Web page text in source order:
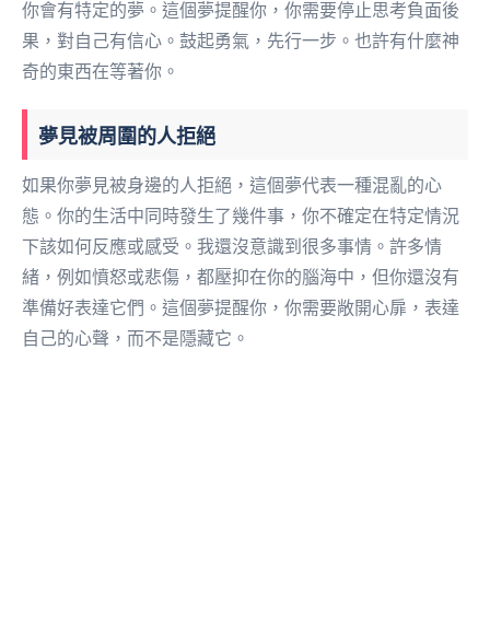
你會有特定的夢。這個夢提醒你，你需要停止思考負面後
果，對自己有信心。鼓起勇氣，先行一步。也許有什麼神
奇的東西在等著你。
夢見被周圍的人拒絕
如果你夢見被身邊的人拒絕，這個夢代表一種混亂的心
態。你的生活中同時發生了幾件事，你不確定在特定情況
下該如何反應或感受。我還沒意識到很多事情。許多情
緒，例如憤怒或悲傷，都壓抑在你的腦海中，但你還沒有
準備好表達它們。這個夢提醒你，你需要敞開心扉，表達
自己的心聲，而不是隱藏它。